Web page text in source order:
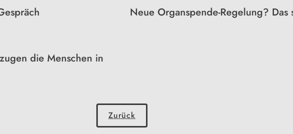
Neue Organspende-Regelung?
die Menschen in
Zurück